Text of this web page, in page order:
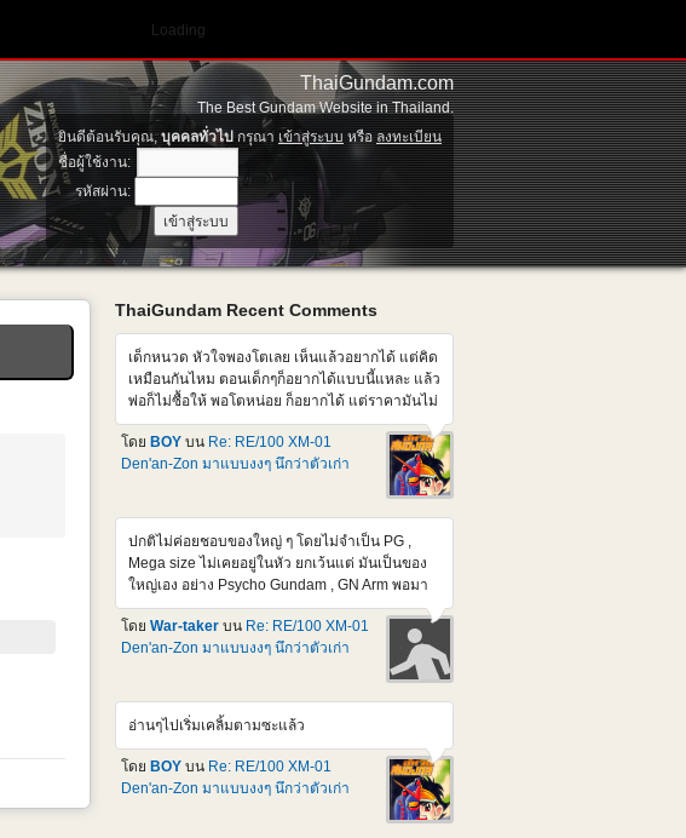
ThaiGundam.com
The Best Gundam Website in Thailand.
Loading
ยินดีต้อนรับคุณ,บุคคลทั่วไปกรุณา เข้าสู่ระบบ หรือ ลงทะเบียน
ชื่อผู้ใช้งาน:
รหัสผ่าน:
ThaiGundam Recent Comments
เด็กหนวด หัวใจพองโตเลย เห็นแล้วอยากได้ แต่คิด
เหมือนกันไหม ตอนเด็กๆก็อยากได้แบบนี้แหละ แล้ว
พ่อก็ไม่ซื้อให้ พอโตหน่อย ก็อยากได้ แต่ราคามันไม่
เหมือนตอนเด็กๆแล้วสิ แต่คนที่บ้านก็อาจจะไม่ให้
ซื้ออีก เศร้าเคล้าน้ำตา
โดย BOY บน Re: RE/100 XM-01
Den'an-Zon มาแบบงงๆ นึกว่าตัวเก่า
ปกติไม่ค่อยชอบของใหญ่ ๆ โดยไม่จำเป็น PG ,
Mega size ไม่เคยอยู่ในหัว ยกเว้นแต่ มันเป็นของ
ใหญ่เอง อย่าง Psycho Gundam , GN Arm พอมา
เจออันนี้ชักใจสั่นครับ 70 cm. เห็นราคาแล้วสยอง
99000 เยน แต่คิดว่า หยอดกระปุกซัก 10-12 เดือน
คงพอซื้อไหวมั้ง ของแบบนี้ มันคงไม่หมดเกลี้ยง
v=4UZKEZGeSIY ไม่แน่ กว่าจะออก อาจจะไม่
อยากได้แล้วก็ได้
โดย War-taker บน Re: RE/100 XM-01
Den'an-Zon มาแบบงงๆ นึกว่าตัวเก่า
อ่านๆไปเริ่มเคลิ้มตามซะแล้ว
โดย BOY บน Re: RE/100 XM-01
Den'an-Zon มาแบบงงๆ นึกว่าตัวเก่า